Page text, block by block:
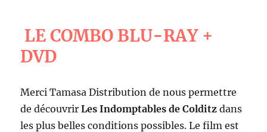
LE COMBO BLU-RAY +
DVD
Merci Tamasa Distribution de nous permettre
de découvrirLes Indomptables de Colditz dans
les plus belles conditions possibles. Le film est